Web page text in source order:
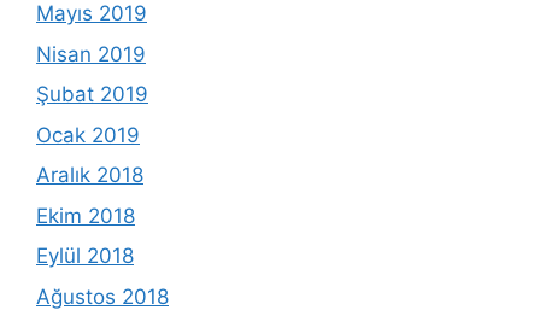
Mayıs 2019
Nisan 2019
Şubat 2019
Ocak 2019
Aralık 2018
Ekim 2018
Eylül 2018
Ağustos 2018